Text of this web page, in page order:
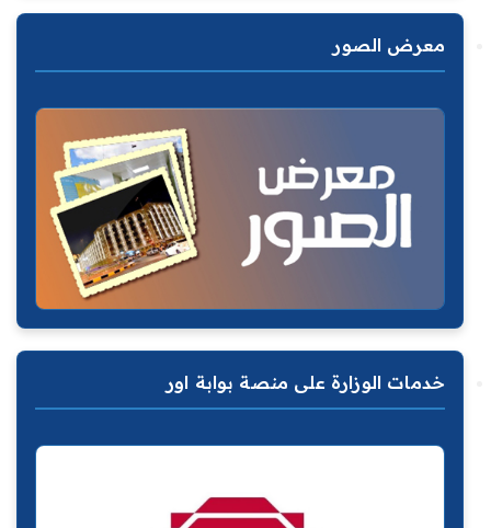
معرض الصور
خدمات الوزارة على منصة بوابة اور